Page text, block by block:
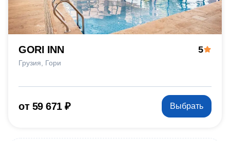
GORI INN
Грузия Гори
5
от 59 671 ₽ Выбрать